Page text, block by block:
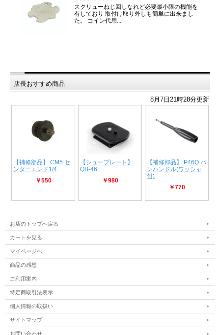
店長おすすめ商品
お店のトップへ戻る
カートを見る
マイページへ
商品の感想
ご利用案内
特定商取引法表示
個人情報の取扱い
サイトマップ
お問い合わせ